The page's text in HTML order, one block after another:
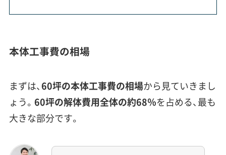
本体工事費の相場
まずは、60坪の本体工事費の相場から見ていきまし
ょう。 60坪の解体費用全体の約68％を占める、最も
大きな部分です。